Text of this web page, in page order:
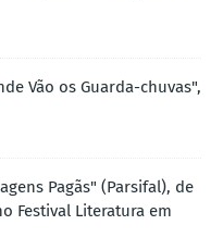
Vão os Guarda-chuvas",
Pagãs" (Parsifal), de
Festival Literatura em